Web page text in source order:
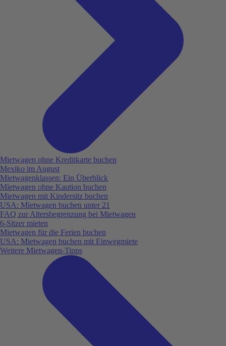
Mietwagen ohne Kreditkarte buchen
Mexiko im August
Mietwagenklassen: Ein Überblick
Mietwagen ohne Kaution buchen
Mietwagen mit Kindersitz buchen
USA: Mietwagen buchen unter 21
FAQ zur Altersbegrenzung bei Mietwagen
6-Sitzer mieten
Mietwagen für die Ferien buchen
USA: Mietwagen buchen mit Einwegmiete
Weitere Mietwagen-Tipps